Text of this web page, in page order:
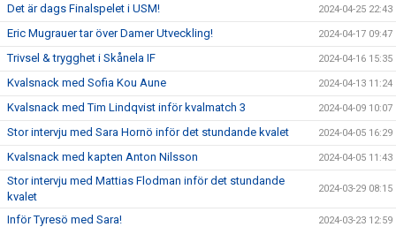
Det är dags Finalspelet i USM! 2024-04-25 22:43
Eric Mugrauer tar över Damer Utveckling! 2024-04-17 09:47
Trivsel & trygghet i Skånela IF 2024-04-16 15:35
Kvalsnack med Sofia Kou Aune 2024-04-13 11:24
Kvalsnack med Tim Lindqvist inför kvalmatch 3 2024-04-09 10:07
Stor intervju med Sara Hornö inför det stundande kvalet 2024-04-05 16:29
Kvalsnack med kapten Anton Nilsson 2024-04-05 11:43
Stor intervju med Mattias Flodman inför det stundande
kvalet
2024-03-29 08:15
Inför Tyresö med Sara! 2024-03-23 12:59